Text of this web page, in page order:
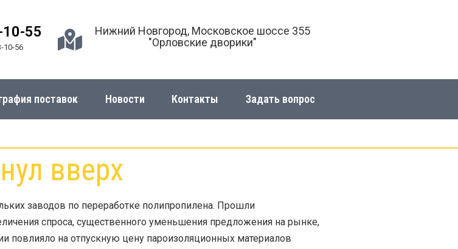
55
10-56
Нижний Новгород­, Московское шоссе 355
"Орловские дворики"
поставок Новости Контакты Задать вопрос
вверх
заводов по переработке полипропилена. Прошли
спроса, существенного уменьшения предложения на рынке,
повлияло на отпускную цену пароизоляционных материалов